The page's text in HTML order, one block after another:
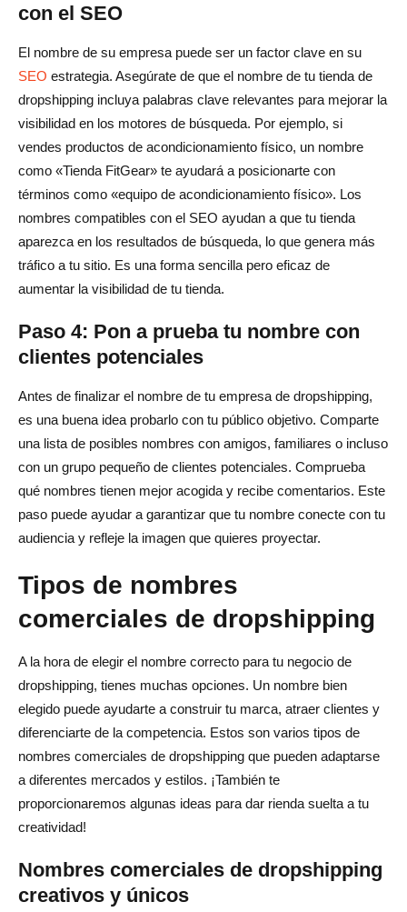
con el SEO
El nombre de su empresa puede ser un factor clave en su
SEO estrategia. Asegúrate de que el nombre de tu tienda de
dropshipping incluya palabras clave relevantes para mejorar la
visibilidad en los motores de búsqueda. Por ejemplo, si
vendes productos de acondicionamiento físico, un nombre
como «Tienda FitGear» te ayudará a posicionarte con
términos como «equipo de acondicionamiento físico». Los
nombres compatibles con el SEO ayudan a que tu tienda
aparezca en los resultados de búsqueda, lo que genera más
tráfico a tu sitio. Es una forma sencilla pero eficaz de
aumentar la visibilidad de tu tienda.
Paso 4: Pon a prueba tu nombre con
clientes potenciales
Antes de finalizar el nombre de tu empresa de dropshipping,
es una buena idea probarlo con tu público objetivo. Comparte
una lista de posibles nombres con amigos, familiares o incluso
con un grupo pequeño de clientes potenciales. Comprueba
qué nombres tienen mejor acogida y recibe comentarios. Este
paso puede ayudar a garantizar que tu nombre conecte con tu
audiencia y refleje la imagen que quieres proyectar.
Tipos de nombres
comerciales de dropshipping
A la hora de elegir el nombre correcto para tu negocio de
dropshipping, tienes muchas opciones. Un nombre bien
elegido puede ayudarte a construir tu marca, atraer clientes y
diferenciarte de la competencia. Estos son varios tipos de
nombres comerciales de dropshipping que pueden adaptarse
a diferentes mercados y estilos. ¡También te
proporcionaremos algunas ideas para dar rienda suelta a tu
creatividad!
Nombres comerciales de dropshipping
creativos y únicos